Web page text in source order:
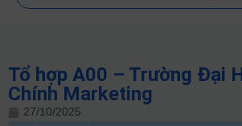
Tổ hợp A00 – Trường Đại
Chính Marketing
27/10/2025